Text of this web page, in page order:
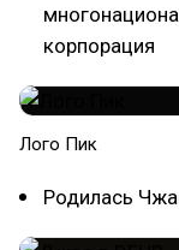
корпорация
Лого Пик
Родилась